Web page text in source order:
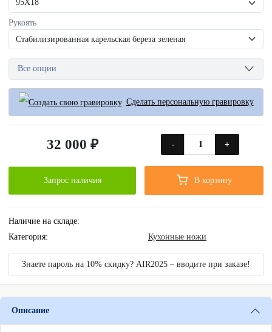
Рукоять
Все опции
Сделать персональную гравировку
32 000 ₽ - +
Запрос наличия В корзину
Наличие на складе:
Категория:
Кухонные ножи
Знаете пароль на 10% скидку? AIR2025 – вводите при заказе!
Описание